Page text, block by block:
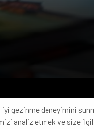
iyi gezinme deneyimini
analiz etmek ve size